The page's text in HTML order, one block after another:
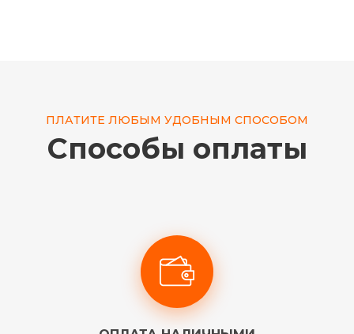
ПЛАТИТЕ ЛЮБЫМ УДОБНЫМ СПОСОБОМ
Способы оплаты